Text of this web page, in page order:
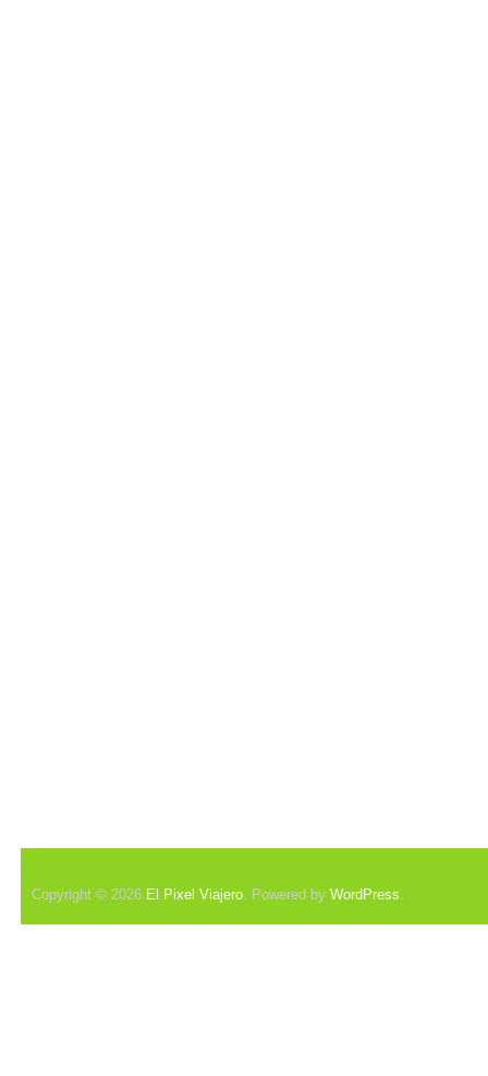
Copyright © 2026 El Pixel Viajero. Powered by WordPress.